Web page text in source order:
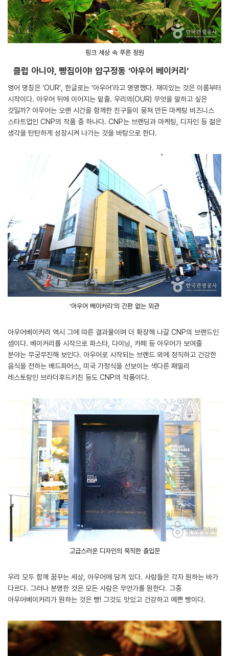
핑크 세상 속 푸른 정원
클럽 아니야, 빵집이야! 압구정동 ‘아우어 베이커리’
영어 명칭은 ‘OUR’, 한글로는 ‘아우어’라고 명명했다. 재미있는 것은 이름부터
시작이다. 아우어 뒤에 이어지는 밑줄. 우리의(OUR) 무엇을 말하고 싶은
것일까? 아우어는 오랜 시간을 함께한 친구들이 뭉쳐 만든 마케팅 비즈니스
스타트업인 CNP의 작품 중 하나다. CNP는 브랜딩과 마케팅, 디자인 등 젊은
생각을 탄탄하게 성장시켜 나가는 것을 바탕으로 한다.
‘아우어 베이커리’의 간판 없는 외관
아우어베이커리 역시 그에 따른 결과물이며 더 확장해 나갈 CNP의 브랜드인
셈이다. 베이커리를 시작으로 파스타, 다이닝, 카페 등 아우어가 보여줄
분야는 무궁무진해 보인다. 아우어로 시작되는 브랜드 외에 정직하고 건강한
음식을 전하는 배드파머스, 미국 가정식을 선보이는 색다른 패밀리
레스토랑인 브라더후드키친 등도 CNP의 작품이다.
고급스러운 디자인의 묵직한 출입문
우리 모두 함께 꿈꾸는 세상, 아우어에 담겨 있다. 사람들은 각자 원하는 바가
다르다. 그러나 분명한 것은 모든 사람은 무언가를 원한다. 그중
아우어베이커리가 원하는 것은 빵! 그것도 맛있고 건강하고 예쁜 빵이다.